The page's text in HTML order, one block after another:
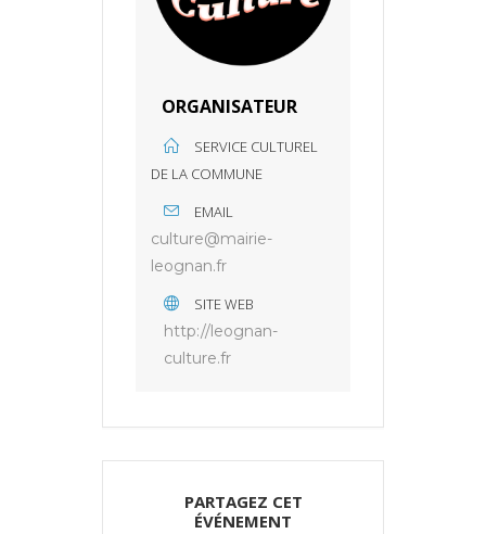
ORGANISATEUR
SERVICE CULTUREL
DE LA COMMUNE
EMAIL
culture@mairie-
leognan.fr
SITE WEB
http://leognan-
culture.fr
PARTAGEZ CET
ÉVÉNEMENT